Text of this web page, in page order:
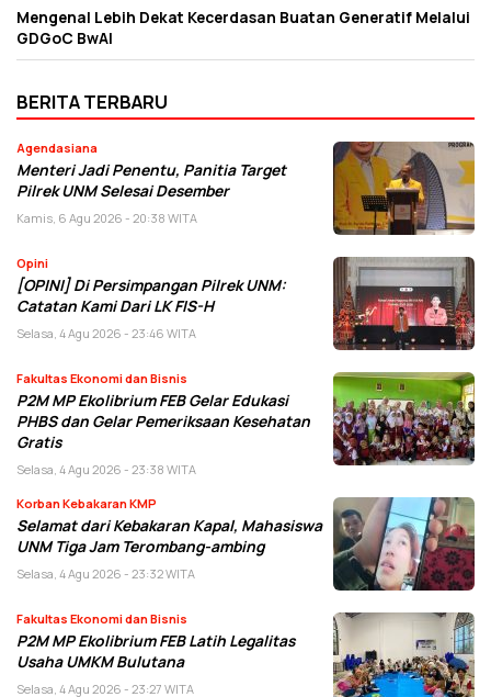
Mengenal Lebih Dekat Kecerdasan Buatan Generatif Melalui
GDGoC BwAI
BERITA TERBARU
Agendasiana
Menteri Jadi Penentu, Panitia Target
Pilrek UNM Selesai Desember
Kamis, 6 Agu 2026 - 20:38 WITA
Opini
[OPINI] Di Persimpangan Pilrek UNM:
Catatan Kami Dari LK FIS-H
Selasa, 4 Agu 2026 - 23:46 WITA
Fakultas Ekonomi dan Bisnis
P2M MP Ekolibrium FEB Gelar Edukasi
PHBS dan Gelar Pemeriksaan Kesehatan
Gratis
Selasa, 4 Agu 2026 - 23:38 WITA
Korban Kebakaran KMP
Selamat dari Kebakaran Kapal, Mahasiswa
UNM Tiga Jam Terombang-ambing
Selasa, 4 Agu 2026 - 23:32 WITA
Fakultas Ekonomi dan Bisnis
P2M MP Ekolibrium FEB Latih Legalitas
Usaha UMKM Bulutana
Selasa, 4 Agu 2026 - 23:27 WITA